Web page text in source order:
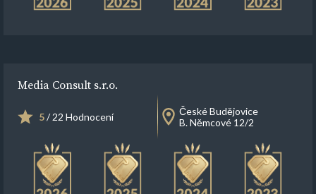
Media Consult s.r.o.
5/ 22 Hodnocení
České Budějovice
B. Němcové 12/2